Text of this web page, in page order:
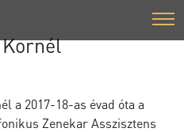
a 2017-18-as évad óta a
Zenekar Asszisztens